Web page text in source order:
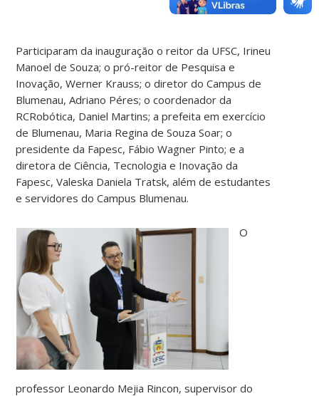
Participaram da inauguração o reitor da UFSC, Irineu
Manoel de Souza; o pró-reitor de Pesquisa e
Inovação, Werner Krauss; o diretor do Campus de
Blumenau, Adriano Péres; o coordenador da
RCRobótica, Daniel Martins; a prefeita em exercício
de Blumenau, Maria Regina de Souza Soar; o
presidente da Fapesc, Fábio Wagner Pinto; e a
diretora de Ciência, Tecnologia e Inovação da
Fapesc, Valeska Daniela Tratsk, além de estudantes
e servidores do Campus Blumenau.
O
professor Leonardo Mejia Rincon, supervisor do